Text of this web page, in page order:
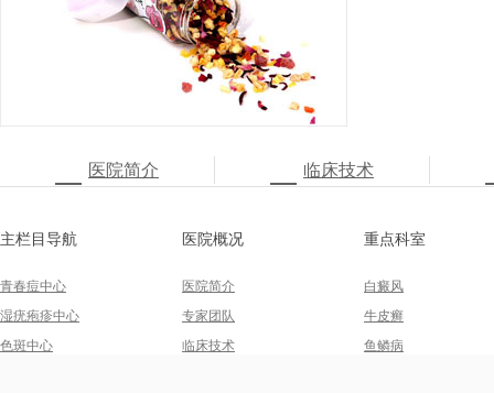
医院简介 临床技术
主栏目导航
青春痘中心
湿疣疱疹中心
色斑中心
医院概况
医院简介
专家团队
临床技术
重点科室
白癜风
牛皮癣
鱼鳞病